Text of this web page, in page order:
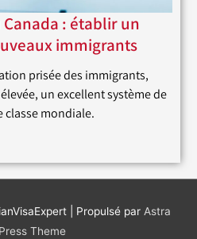
: établir un
immigrants
prisée des immigrants,
un excellent système de
classe mondiale.
| Propulsé par Astra
Theme